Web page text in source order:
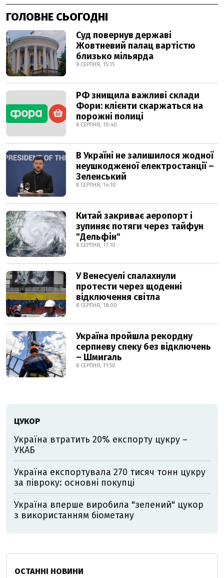
ГОЛОВНЕ СЬОГОДНІ
Суд повернув державі
Жовтневий палац вартістю
близько мільярда
8 СЕРПНЯ, 15:15
РФ знищила важливі склади
Фори: клієнти скаржаться на
порожні полиці
8 СЕРПНЯ, 10:40
В Україні не залишилося жодної
неушкодженої електростанції –
Зеленський
8 СЕРПНЯ, 14:10
Китай закриває аеропорт і
зупиняє потяги через тайфун
"Дельфін"
8 СЕРПНЯ, 17:10
У Венесуелі спалахнули
протести через щоденні
відключення світла
8 СЕРПНЯ, 18:00
Україна пройшла рекордну
серпневу спеку без відключень
– Шмигаль
8 СЕРПНЯ, 11:50
ЦУКОР
Україна втратить 20% експорту цукру –
УКАБ
Україна експортувала 270 тисяч тонн цукру
за півроку: основні покупці
Україна вперше виробила "зелений" цукор
з використанням біометану
ОСТАННІ НОВИНИ